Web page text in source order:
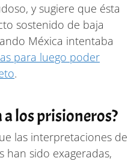
y sugiere que ésta
sostenido de baja
Méxica intentaba
para luego poder
.
a los prisioneros?
las interpretaciones de
han sido exageradas,